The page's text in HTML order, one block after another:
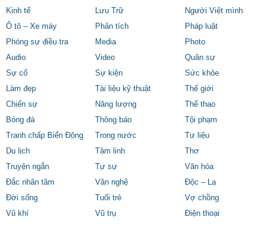
Kinh tế
Lưu Trữ
Người Việt mình
Ô tô – Xe máy
Phân tích
Pháp luật
Phóng sự điều tra
Media
Photo
Audio
Video
Quân sự
Sự cố
Sự kiện
Sức khỏe
Làm đẹp
Tài liệu kỹ thuật
Thế giới
Chiến sự
Năng lượng
Thể thao
Bóng đá
Thông báo
Tội phạm
Tranh chấp Biển Đông
Trong nước
Tư liệu
Du lịch
Tâm linh
Thơ
Truyện ngắn
Tự sự
Văn hóa
Đắc nhân tâm
Văn nghệ
Độc – Lạ
Đời sống
Tuổi trẻ
Vợ chồng
Vũ khí
Vũ trụ Điện thoại